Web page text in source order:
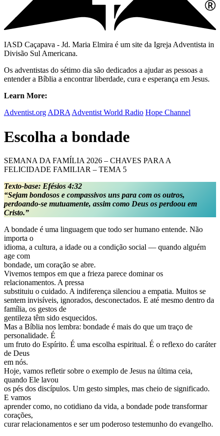
IASD Caçapava - Jd. Maria Elmira é um site da Igreja Adventista in
Divisão Sul Americana.
Os adventistas do sétimo dia são dedicados a ajudar as pessoas a
entender a Bíblia a encontrar liberdade, cura e esperança em Jesus.
Learn More:
Adventist.org ADRA Adventist World Radio Hope Channel
Escolha a bondade
SEMANA DA FAMÍLIA 2026 – CHAVES PARA A
FELICIDADE FAMILIAR – TEMA 5
Texto-base: Efésios 4:32
“Sejam bondosos e compassivos uns para com os outros,
perdoando-se mutuamente, assim como Deus os perdoou em
Cristo.”
A bondade é uma linguagem que todo ser humano entende. Não
importa o
idioma, a cultura, a idade ou a condição social — quando alguém
age com
bondade, um coração se abre.
Vivemos tempos em que a frieza parece dominar os
relacionamentos. A pressa
substituiu o cuidado. A indiferença silenciou a empatia. Muitos se
sentem invisíveis, ignorados, desconectados. E até mesmo dentro da
família, os gestos de
gentileza têm sido esquecidos.
Mas a Bíblia nos lembra: bondade é mais do que um traço de
personalidade. É
um fruto do Espírito. É uma escolha espiritual. É o reflexo do caráter
de Deus
em nós.
Hoje, vamos refletir sobre o exemplo de Jesus na última ceia,
quando Ele lavou
os pés dos discípulos. Um gesto simples, mas cheio de significado.
E vamos
aprender como, no cotidiano da vida, a bondade pode transformar
corações,
curar relacionamentos e ser um poderoso testemunho do evangelho.